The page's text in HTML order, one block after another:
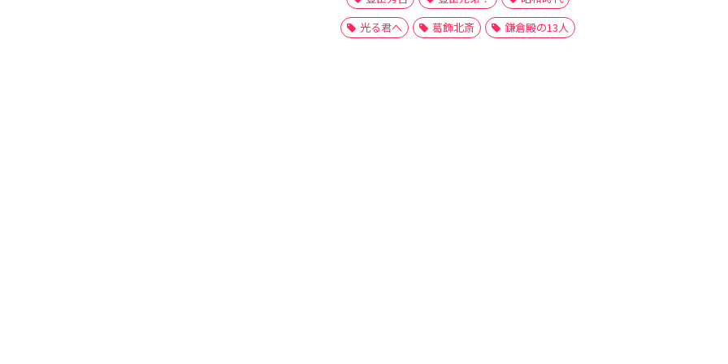
光る君へ
葛飾北斎 鎌倉殿の13人